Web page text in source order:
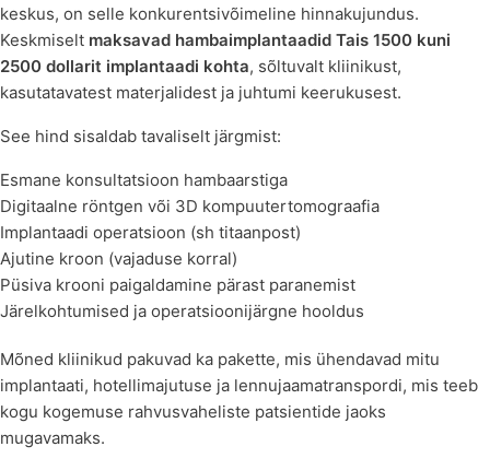
keskus, on selle konkurentsivõimeline hinnakujundus.
Keskmiselt maksavad hambaimplantaadid Tais 1500 kuni
2500 dollarit implantaadi kohta, sõltuvalt kliinikust,
kasutatavatest materjalidest ja juhtumi keerukusest.
See hind sisaldab tavaliselt järgmist:
Esmane konsultatsioon hambaarstiga
Digitaalne röntgen või 3D kompuutertomograafia
Implantaadi operatsioon (sh titaanpost)
Ajutine kroon (vajaduse korral)
Püsiva krooni paigaldamine pärast paranemist
Järelkohtumised ja operatsioonijärgne hooldus
Mõned kliinikud pakuvad ka pakette, mis ühendavad mitu
implantaati, hotellimajutuse ja lennujaamatranspordi, mis teeb
kogu kogemuse rahvusvaheliste patsientide jaoks
mugavamaks.